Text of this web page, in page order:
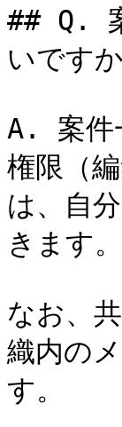
## Q.
いです
A. 案件
権限（
は、自
きます。
なお、
織内の
す。